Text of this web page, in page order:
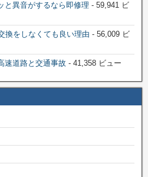
と異音がするなら即修理 - 59,941 ビ
換をしなくても良い理由 - 56,009 ビ
速道路と交通事故 - 41,358 ビュー